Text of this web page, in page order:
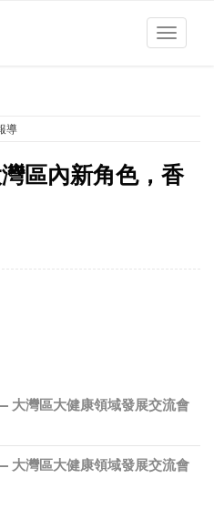
Toggle
導
區內新角色，香
大灣區大健康領域發展交流會
大灣區大健康領域發展交流會